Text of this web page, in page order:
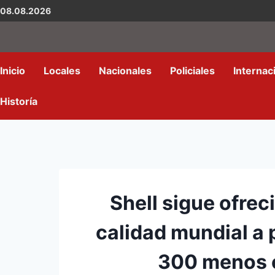
08.08.2026
Inicio Locales Nacionales Policiales
Historía
Shell sigue
calidad mundial a
300 menos